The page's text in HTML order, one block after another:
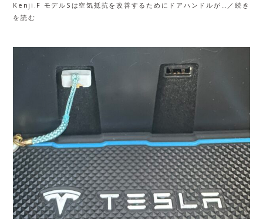
Kenji.F モデルSは空気抵抗を改善するためにドアハンドルが…／続き
を読む